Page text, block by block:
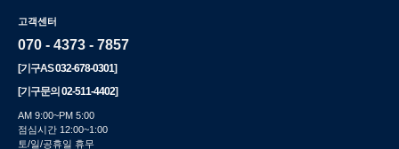
고객센터
070 - 4373 - 7857
[기구AS032-678-0301]
[기구문의02-511-4402]
AM 9:00~PM 5:00
점심시간 12:00~1:00
토/일/공휴일 휴무